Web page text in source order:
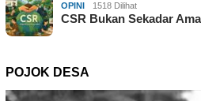
OPINI 1518 Dilihat
CSR Bukan Sekadar
POJOK DESA